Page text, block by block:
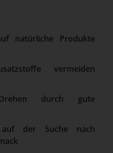
natürliche Produkte
vermeiden
durch gute
auf der Suche nach